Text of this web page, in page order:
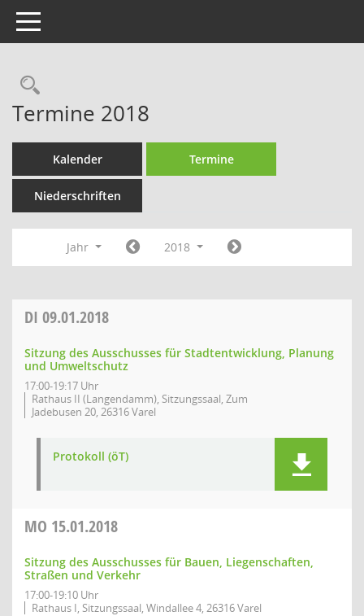
Toggle navigation
Rechercheauswahl
Termine 2018
Kalender Termine
Niederschriften
Jahr 2018
DI 09.01.2018
Sitzung des Ausschusses für Stadtentwicklung, Planung
und Umweltschutz
17:00-19:17 Uhr
Rathaus II (Langendamm), Sitzungssaal, Zum
Jadebusen 20, 26316 Varel
Protokoll (öT)
MO 15.01.2018
Sitzung des Ausschusses für Bauen, Liegenschaften,
Straßen und Verkehr
17:00-19:10 Uhr
Rathaus I, Sitzungssaal, Windallee 4, 26316 Varel